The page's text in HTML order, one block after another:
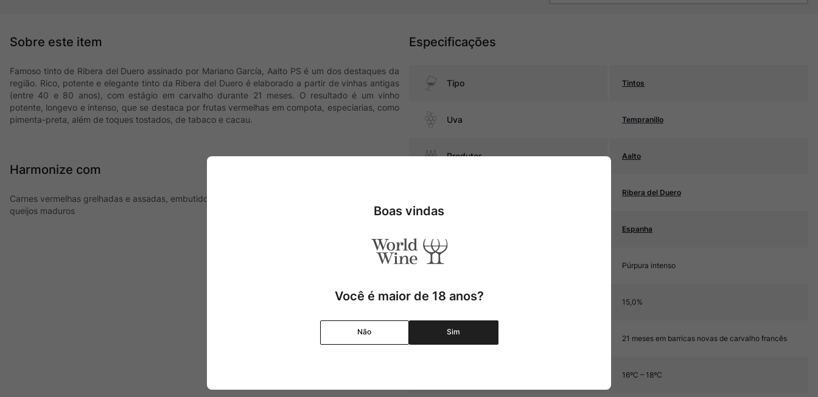
Famoso tinto de Ribera del Duero assinado por Mariano García, Aalto PS é um dos destaques da
região. Rico, potente e elegante tinto da Ribera del Duero é elaborado a partir de vinhas antigas
(entre 40 e 80 anos), com estágio em carvalho durante 21 meses. O resultado é um vinho
potente, longevo e intenso, que se destaca por frutas vermelhas em compota, especiarias, como
pimenta-preta, além de toques tostados, de tabaco e cacau.
Harmonize com
Carnes vermelhas grelhadas e assadas, embutidos, carnes de caça, suínos, cordeiro, além de
queijos maduros
Especificações
Tipo Tintos
Uva Tempranillo
Produtor Aalto
Ribera del Duero
Espanha
Púrpura intenso
Graduação Alcóolica 15,0%
21 meses em barricas novas de carvalho francês
16ºC – 18ºC
Boas vindas
Você é maior de 18 anos?
Não Sim